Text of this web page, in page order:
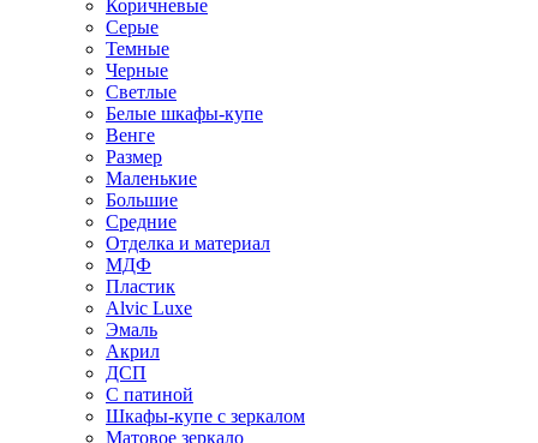
Коричневые
Серые
Темные
Черные
Светлые
Белые шкафы-купе
Венге
Размер
Маленькие
Большие
Средние
Отделка и материал
МДФ
Пластик
Alvic Luxe
Эмаль
Акрил
ДСП
С патиной
Шкафы-купе с зеркалом
Матовое зеркало